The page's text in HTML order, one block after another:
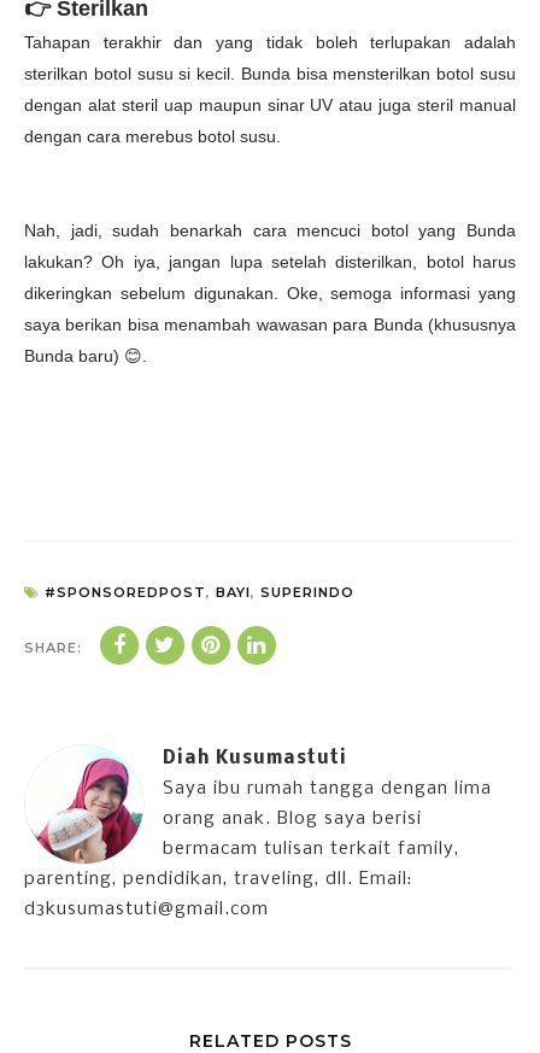
👉 Sterilkan
Tahapan terakhir dan yang tidak boleh terlupakan adalah
sterilkan botol susu si kecil. Bunda bisa mensterilkan botol susu
dengan alat steril uap maupun sinar UV atau juga steril manual
dengan cara merebus botol susu.
Nah, jadi, sudah benarkah cara mencuci botol yang Bunda
lakukan? Oh iya, jangan lupa setelah disterilkan, botol harus
dikeringkan sebelum digunakan. Oke, semoga informasi yang
saya berikan bisa menambah wawasan para Bunda (khususnya
Bunda baru) 😊
#SPONSOREDPOST, BAYI, SUPERINDO
SHARE:
Diah Kusumastuti
Saya ibu rumah tangga dengan lima
orang anak. Blog saya berisi
bermacam tulisan terkait family,
parenting, pendidikan, traveling, dll. Email:
d3kusumastuti@gmail.com
RELATED POSTS